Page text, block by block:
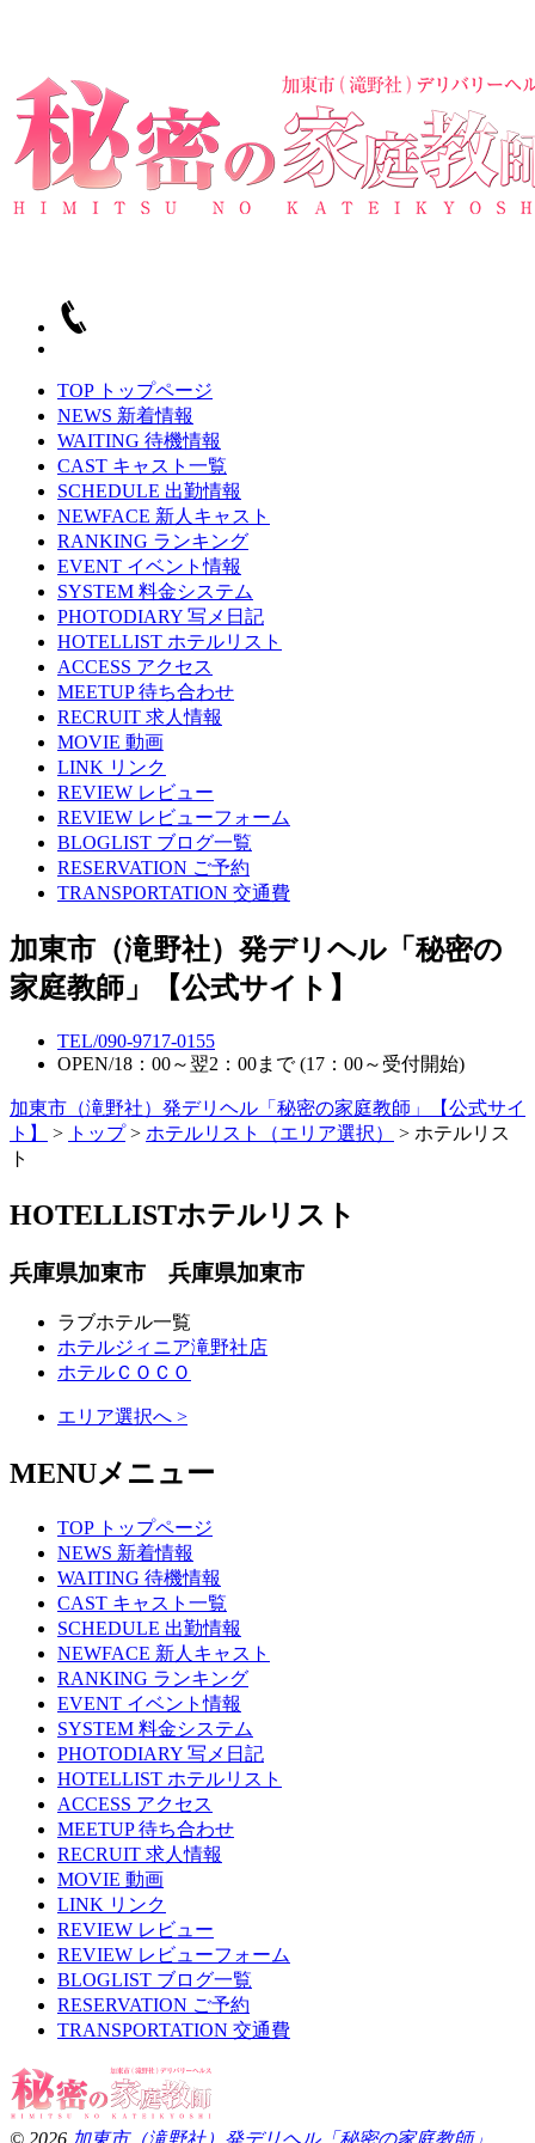
TOP トップページ
NEWS 新着情報
WAITING 待機情報
CAST キャスト一覧
SCHEDULE 出勤情報
NEWFACE 新人キャスト
RANKING ランキング
EVENT イベント情報
SYSTEM 料金システム
PHOTODIARY 写メ日記
HOTELLIST ホテルリスト
ACCESS アクセス
MEETUP 待ち合わせ
RECRUIT 求人情報
MOVIE 動画
LINK リンク
REVIEW レビュー
REVIEW レビューフォーム
BLOGLIST ブログ一覧
RESERVATION ご予約
TRANSPORTATION 交通費
加東市（滝野社）発デリヘル「秘密の
家庭教師」【公式サイト】
TEL/090-9717-0155
OPEN/18：00～翌2：00まで (17：00～受付開始)
加東市（滝野社）発デリヘル「秘密の家庭教師」【公式サイ
ト】
> トップ> ホテルリスト（エリア選択）
> ホテルリス
ト
HOTELLISTホテルリスト
兵庫県加東市 兵庫県加東市
ラブホテル一覧
ホテルジィニア滝野社店
ホテルＣＯＣＯ
エリア選択へ >
MENUメニュー
TOP トップページ
NEWS 新着情報
WAITING 待機情報
CAST キャスト一覧
SCHEDULE 出勤情報
NEWFACE 新人キャスト
RANKING ランキング
EVENT イベント情報
SYSTEM 料金システム
PHOTODIARY 写メ日記
HOTELLIST ホテルリスト
ACCESS アクセス
MEETUP 待ち合わせ
RECRUIT 求人情報
MOVIE 動画
LINK リンク
REVIEW レビュー
REVIEW レビューフォーム
BLOGLIST ブログ一覧
RESERVATION ご予約
TRANSPORTATION 交通費
© 2026 加東市（滝野社）発デリヘル「秘密の家庭教師」